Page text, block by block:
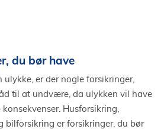
du bør have
ulykke, er der nogle forsikringer,
til at undvære, da ulykken vil have
Husforsikring,
bilforsikring er forsikringer, du bør